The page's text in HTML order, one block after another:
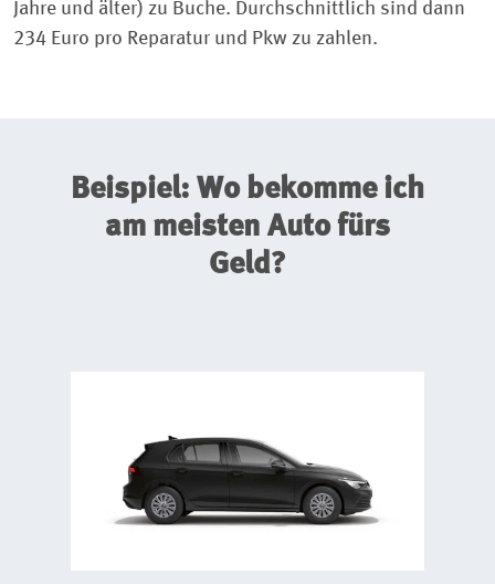
Jahre und älter) zu Buche. Durchschnittlich sind dann
234 Euro pro Reparatur und Pkw zu zahlen.
Beispiel: Wo bekomme ich
am meisten Auto fürs
Geld?